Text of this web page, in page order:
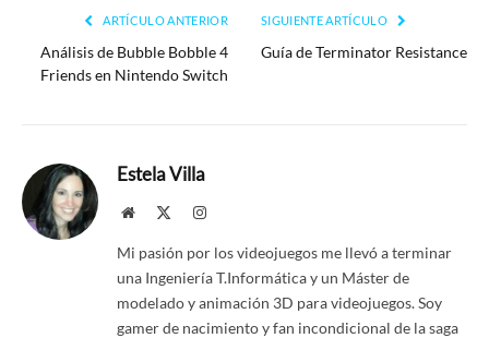
ARTÍCULO ANTERIOR
Análisis de Bubble Bobble 4
Friends en Nintendo Switch
SIGUIENTE ARTÍCULO
Guía de Terminator Resistance
Estela Villa
Website Instagram
Mi pasión por los videojuegos me llevó a terminar
una Ingeniería T.Informática y un Máster de
modelado y animación 3D para videojuegos. Soy
gamer de nacimiento y fan incondicional de la saga